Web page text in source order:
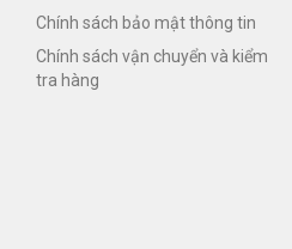
Chính sách bảo mật thông tin
Chính sách vận chuyển và kiểm
tra hàng